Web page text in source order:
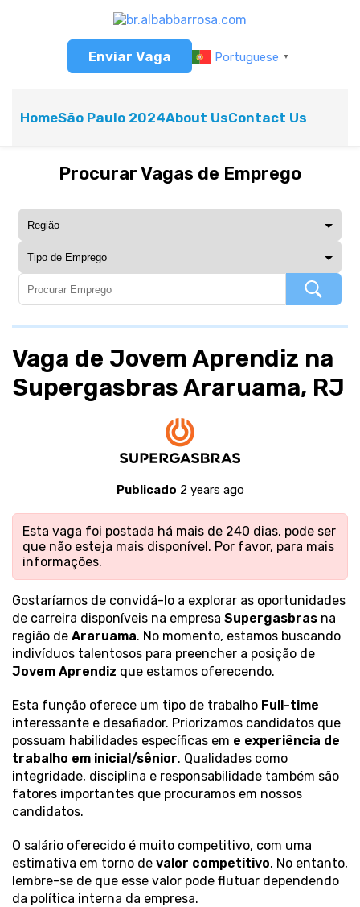
Enviar Vaga Portuguese ▼
HomeSão Paulo 2024About UsContact Us
Procurar Vagas de Emprego
Vaga de Jovem Aprendiz na
Supergasbras Araruama, RJ
Publicado 2 years ago
Esta vaga foi postada há mais de 240 dias, pode ser
que não esteja mais disponível. Por favor, para mais
informações.
Gostaríamos de convidá-lo a explorar as oportunidades
de carreira disponíveis na empresa Supergasbras na
região de Araruama. No momento, estamos buscando
indivíduos talentosos para preencher a posição de
Jovem Aprendiz que estamos oferecendo.
Esta função oferece um tipo de trabalho Full-time
interessante e desafiador. Priorizamos candidatos que
possuam habilidades específicas em e experiência de
trabalho em inicial/sênior. Qualidades como
integridade, disciplina e responsabilidade também são
fatores importantes que procuramos em nossos
candidatos.
O salário oferecido é muito competitivo, com uma
estimativa em torno de valor competitivo. No entanto,
lembre-se de que esse valor pode flutuar dependendo
da política interna da empresa.